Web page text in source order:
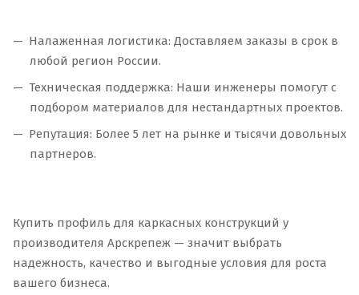
Налаженная логистика: Доставляем заказы в срок в
любой регион России.
Техническая поддержка: Наши инженеры помогут с
подбором материалов для нестандартных проектов.
Репутация: Более 5 лет на рынке и тысячи довольных
партнеров.
Купить профиль для каркасных конструкций у
производителя Арскрепеж — значит выбрать
надежность, качество и выгодные условия для роста
вашего бизнеса.